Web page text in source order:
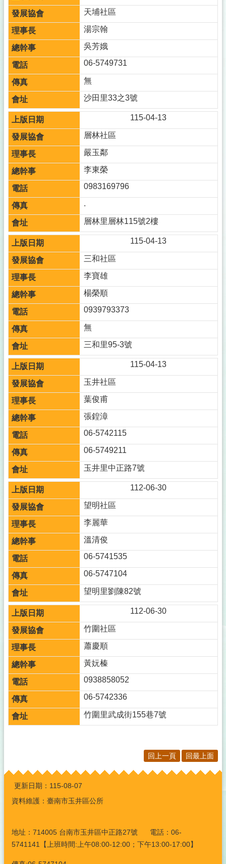
天埔社區
湯宗翰
吳芳娥
06-5749731
無
沙田里33之3號
115-04-13
層林社區
嚴玉鄰
李東榮
0983169796
.
層林里層林115號2樓
115-04-13
三和社區
李寶雄
楊榮順
0939793373
無
三和里95-3號
115-04-13
玉井社區
葉俊甫
張鍠漳
06-5742115
06-5749211
玉井里中正路7號
112-06-30
望明社區
李麗華
溫清俊
06-5741535
06-5747104
望明里劉陳82號
112-06-30
竹圍社區
蕭慶順
黃妧榛
0938858052
06-5742336
竹圍里武成街155巷7號
回上一頁 回最上面
:::
更新日期： 115-08-07
資料維護：臺南市玉井區公所
地址：714005 台南市玉井區中正路27號 電話：06-
5741141【上班時間:上午08:00-12:00；下午13:00-17:00】